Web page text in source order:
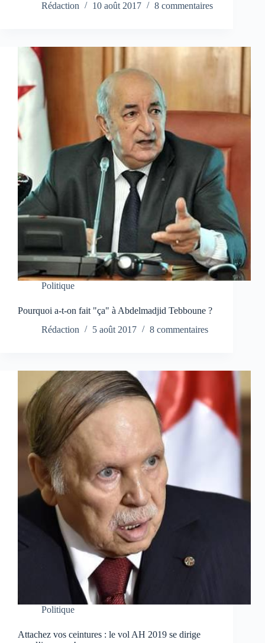
Rédaction
10 août 2017 8 commentaires
Politique
Pourquoi a-t-on fait "ça" à Abdelmadjid Tebboune ?
Rédaction
5 août 2017 8 commentaires
Politique
Attachez vos ceintures : le vol AH 2019 se dirige